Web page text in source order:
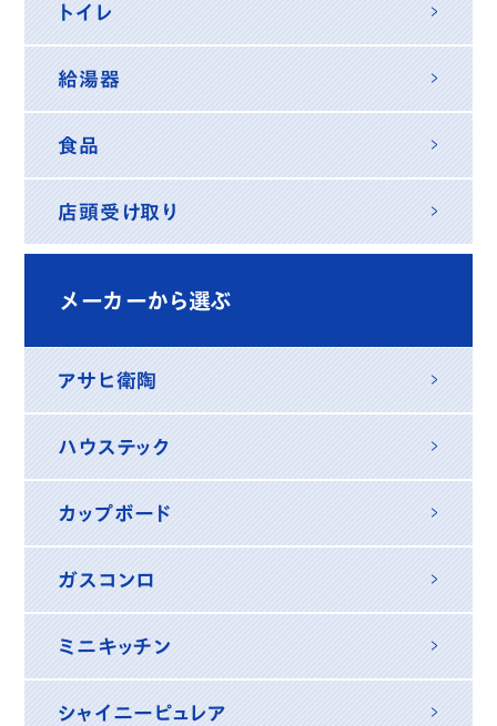
トイレ
給湯器
食品
店頭受け取り
メーカーから選ぶ
アサヒ衛陶
ハウステック
カップボード
ガスコンロ
ミニキッチン
シャイニーピュレア